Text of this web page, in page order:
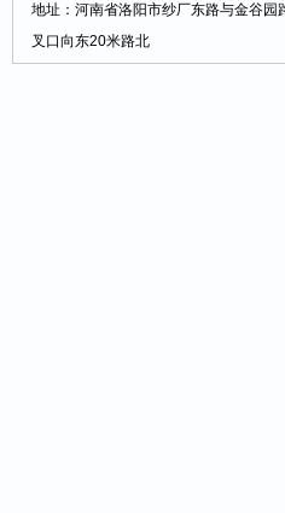
地址：河南省洛阳市纱厂东路与金谷园
叉口向东20米路北